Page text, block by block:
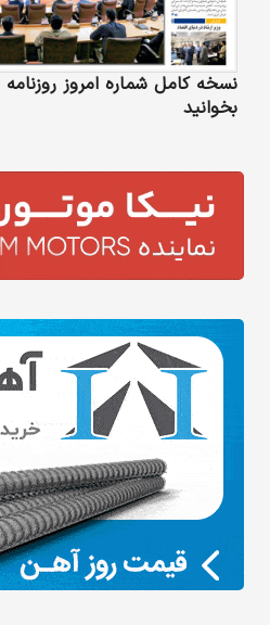
نسخه کامل شماره امروز روزنامه
بخوانید